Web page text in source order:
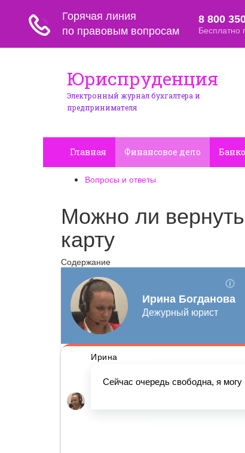
Юриспруденция
Электронный журнал бухгалтера и
предпринимателя
Главная Финансовое дело
Вопросы и ответы
Можно ли
карту
Содержание